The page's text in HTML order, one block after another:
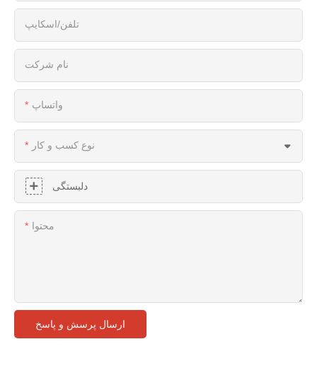
تلفن/اسکایپ
نام شرکت
واتساپ
نوع کسب و کار
دلبستگی
محتوا
ارسال پرسش و پاسخ